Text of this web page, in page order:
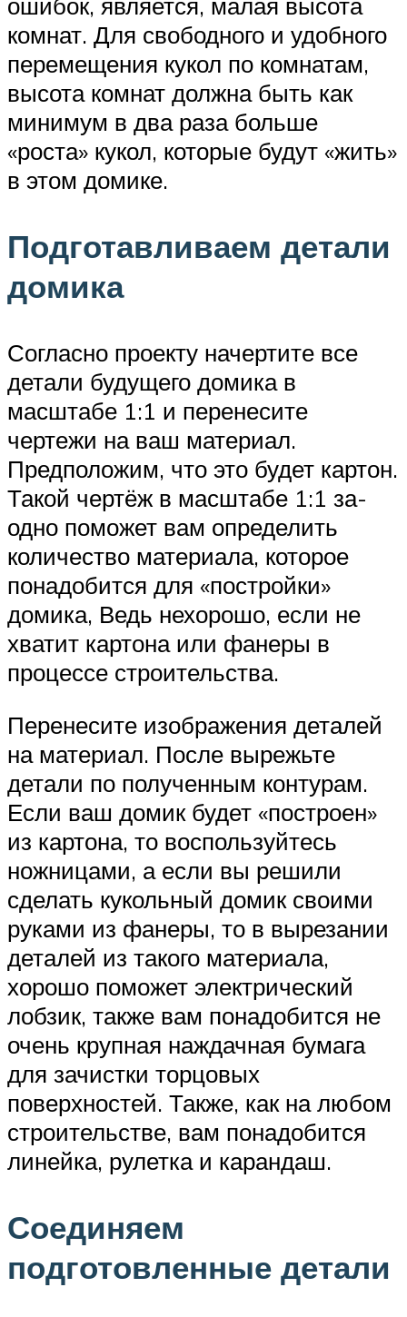
комнат. Для свободного и удобного
перемещения кукол по комнатам,
высота комнат должна быть как
минимум в два раза больше
«роста» кукол, которые будут «жить»
в этом домике.
Подготавливаем детали
домика
Согласно проекту начертите все
детали будущего домика в
масштабе 1:1 и перенесите
чертежи на ваш материал.
Предположим, что это будет картон.
Такой чертёж в масштабе 1:1 за-
одно поможет вам определить
количество материала, которое
понадобится для «постройки»
домика, Ведь нехорошо, если не
хватит картона или фанеры в
процессе строительства.
Перенесите изображения деталей
на материал. После вырежьте
детали по полученным контурам.
Если ваш домик будет «построен»
из картона, то воспользуйтесь
ножницами, а если вы решили
сделать кукольный домик своими
руками из фанеры, то в вырезании
деталей из такого материала,
хорошо поможет электрический
лобзик, также вам понадобится не
очень крупная наждачная бумага
для зачистки торцовых
поверхностей. Также, как на любом
строительстве, вам понадобится
линейка, рулетка и карандаш.
Соединяем
подготовленные детали